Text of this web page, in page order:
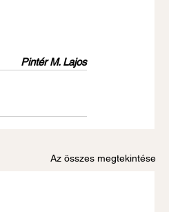
Pintér M. Lajos
Az összes megtekintése